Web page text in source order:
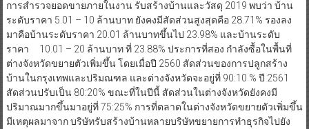
มาคือบ้านระดับราคา 20.01 ล้านบาทขึ้นไป 23.98% และบ้านระดับ
ราคา 10.01 – 20 ล้านบาท ที่ 23.88% ประการที่สอง กำลังซื้อในพื้นที่
ต่างจังหวัดขยายตัวเพิ่มขึ้น โดยเมื่อปี 2560 สัดส่วนของการปลูกสร้าง
บ้านในกรุงเทพและปริมณฑล และต่างจังหวัดจะอยู่ที่ 90:10 % ปี 2561
สัดส่วนปรับเป็น 80:20% ขณะที่ในปีนี้ สัดส่วนในต่างจังหวัดยังคงมี
ปริมาณมากขึ้นมาอยู่ที่ 75:25% การที่ตลาดในต่างจังหวัดขยายตัวเพิ่มขึ้น
มีเหตุผลมาจาก บริษัทรับสร้างบ้านหลายบริษัทขยายการทำธุรกิจไปยัง
พื้นที่ต่างจังหวัดที่มีศักยภาพมากขึ้น ประกอบกับกลุ่มผู้บริโภคในต่าง
จังหวัดเริ่มมีความเชื่อมั่นและหันมาใช้บริการบริษัทรับสร้างบ้านแทน